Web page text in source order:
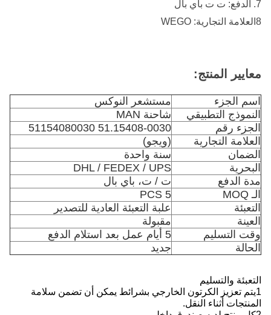
7. الدفع: ت ت باي بال
8العلامة التجارية: WEGO
معايير المنتج:
اسم الجزء
مستشعر النوكس
النموذج التطبيقي
شاحنة MAN
الجزء رقم
51.15408-0030 51154080030
العلامة التجارية
(ويجو)
الضمان
سنة واحدة
البحرية
DHL / FEDEX / UPS
مدة الدفع
ت / ت، باي بال
الـ MOQ
5 PCS
التعبئة
علبة التعبئة العادية للتصدير
العينة
مقبولة
وقت التسليم
5 أيام عمل بعد استلام الدفع
الحالة
جديد
التعبئة والتسليم
1يتم تعزيز الكرتون الخارجي بشرائط يمكن أن تضمن سلامة
المنتجات أثناء النقل.